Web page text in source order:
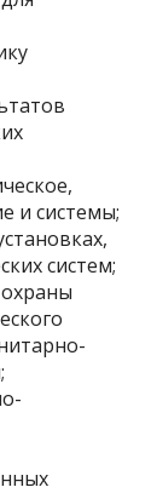
и системы;
систем;